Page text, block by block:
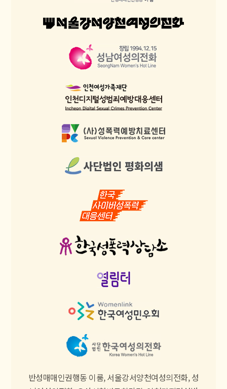
반성매매인권행동 이룸, 서울강서양천여성의전화, 성